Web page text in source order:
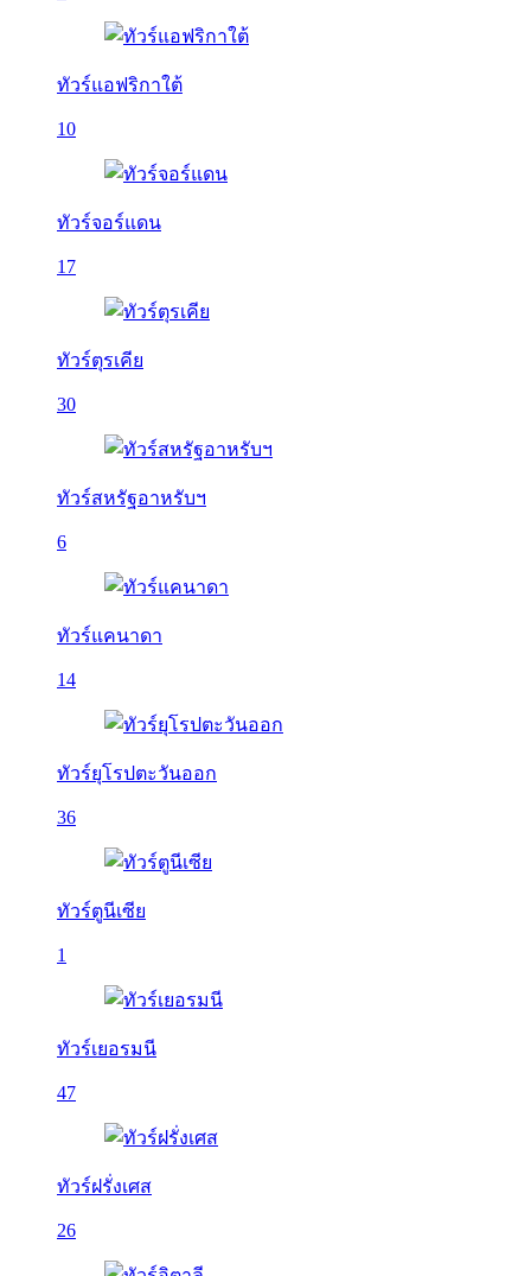
ทัวร์แอฟริกาใต้
10
ทัวร์จอร์แดน
17
ทัวร์ตุรเคีย
30
ทัวร์สหรัฐอาหรับฯ
6
ทัวร์แคนาดา
14
ทัวร์ยุโรปตะวันออก
36
ทัวร์ตูนีเซีย
1
ทัวร์เยอรมนี
47
ทัวร์ฝรั่งเศส
26